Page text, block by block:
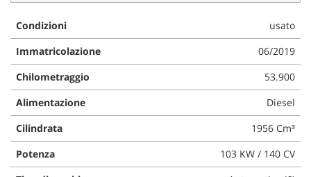
Condizioni
usato
Immatricolazione
06/2019
Chilometraggio
53.900
Alimentazione
Diesel
Cilindrata
1956 Cm³
Potenza
103 KW / 140 CV
strumenti
di
tracciamento
si
rimanda
alla
cookie
policy.
Puoi
rivedere
e